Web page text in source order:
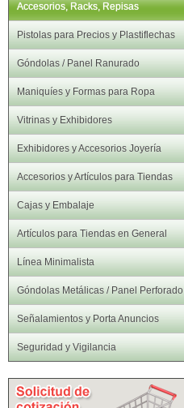
Accesorios, Racks, Repisas
Pistolas para Precios y Plastiflechas
Góndolas / Panel Ranurado
Maniquíes y Formas para Ropa
Vitrinas y Exhibidores
Exhibidores y Accesorios Joyería
Accesorios y Artículos para Tiendas
Cajas y Embalaje
Artículos para Tiendas en General
Línea Minimalista
Góndolas Metálicas / Panel Perforado
Señalamientos y Porta Anuncios
Seguridad y Vigilancia